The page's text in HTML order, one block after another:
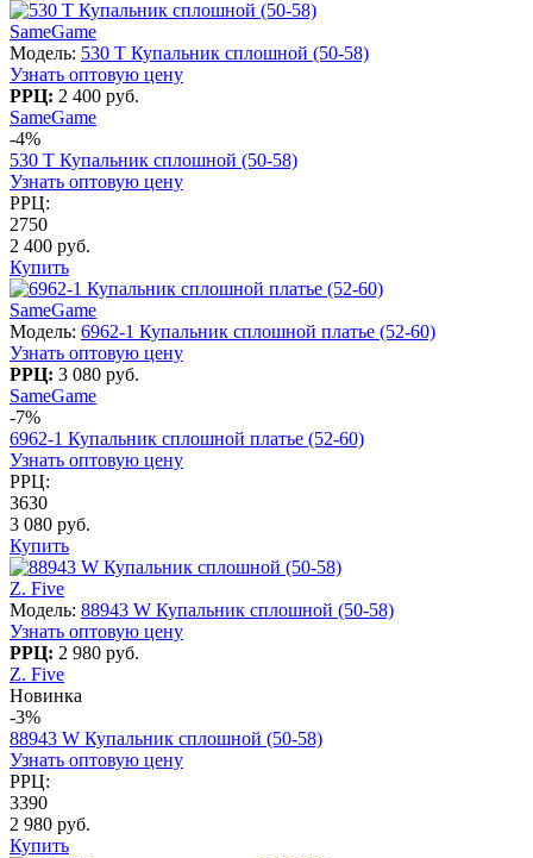
SameGame
Модель: 530 T Купальник сплошной (50-58)
Узнать оптовую цену
РРЦ: 2 400 руб.
SameGame
-4%
530 T Купальник сплошной (50-58)
Узнать оптовую цену
РРЦ:
2750
2 400 руб.
Купить
SameGame
Модель: 6962-1 Купальник сплошной платье (52-60)
Узнать оптовую цену
РРЦ: 3 080 руб.
SameGame
-7%
6962-1 Купальник сплошной платье (52-60)
Узнать оптовую цену
РРЦ:
3630
3 080 руб.
Купить
Z. Five
Модель: 88943 W Купальник сплошной (50-58)
Узнать оптовую цену
РРЦ: 2 980 руб.
Z. Five
Новинка
-3%
88943 W Купальник сплошной (50-58)
Узнать оптовую цену
РРЦ:
3390
2 980 руб.
Купить